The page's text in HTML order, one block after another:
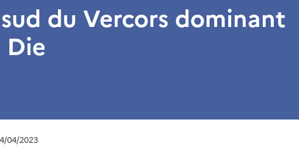
du Vercors dominant
Die
04/2023